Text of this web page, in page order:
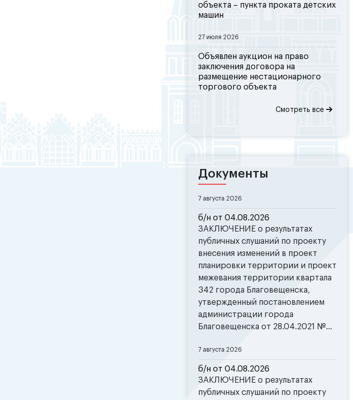
объекта – пункта проката детских
машин
27 июля 2026
Объявлен аукцион на право
заключения договора на
размещение нестационарного
торгового объекта
Смотреть все
Документы
7 августа 2026
б/н от 04.08.2026
ЗАКЛЮЧЕНИЕ о результатах
публичных слушаний по проекту
внесения изменений в проект
планировки территории и проект
межевания территории квартала
342 города Благовещенска,
утвержденный постановлением
администрации города
Благовещенска от 28.04.2021 №...
7 августа 2026
б/н от 04.08.2026
ЗАКЛЮЧЕНИЕ о результатах
публичных слушаний по проекту